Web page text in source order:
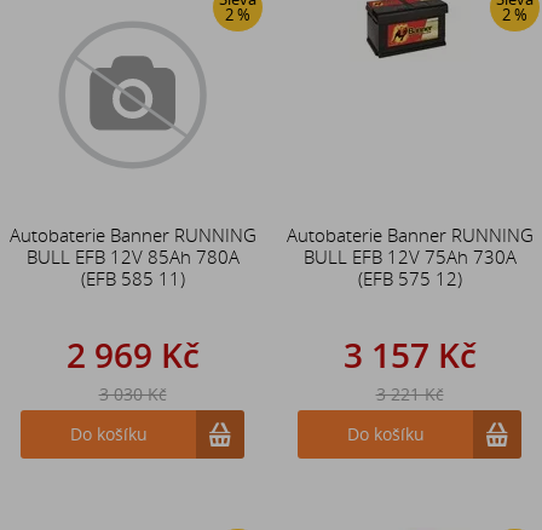
2 %
Autobaterie Banner RUNNING
BULL EFB 12V 85Ah 780A
(EFB 585 11)
2 969 Kč
3 030 Kč
Do košíku
2 %
Autobaterie Banner RUNNING
BULL EFB 12V 75Ah 730A
(EFB 575 12)
3 157 Kč
3 221 Kč
Do košíku